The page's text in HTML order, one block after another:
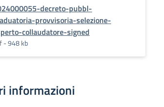
decreto-pubbl-
provvisoria-selezione-
collaudatore-signed
- 948 kb
informazioni